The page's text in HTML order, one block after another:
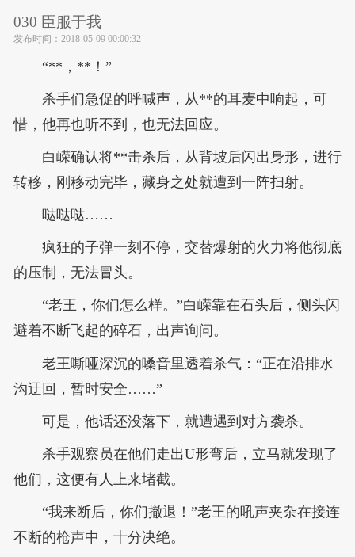
030 臣服于我
发布时间： 2018-05-09 00:00:32
“**，**！”
杀手们急促的呼喊声，从**的耳麦中响起，可
惜，他再也听不到，也无法回应。
白嵘确认将**击杀后，从背坡后闪出身形，进行
转移，刚移动完毕，藏身之处就遭到一阵扫射。
哒哒哒……
疯狂的子弹一刻不停，交替爆射的火力将他彻底
的压制，无法冒头。
“老王，你们怎么样。”白嵘靠在石头后，侧头闪
避着不断飞起的碎石，出声询问。
老王嘶哑深沉的嗓音里透着杀气：“正在沿排水
沟迂回，暂时安全……”
可是，他话还没落下，就遭遇到对方袭杀。
杀手观察员在他们走出U形弯后，立马就发现了
他们，这便有人上来堵截。
“我来断后，你们撤退！”老王的吼声夹杂在接连
不断的枪声中，十分决绝。